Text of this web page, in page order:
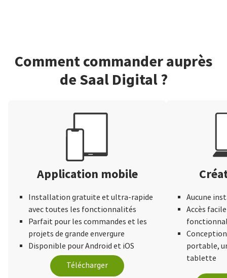
Comment commander auprès
de Saal Digital ?
Application mobile
Installation gratuite et ultra-rapide
avec toutes les fonctionnalités
Parfait pour les commandes et les
projets de grande envergure
Disponible pour Android et iOS
Télécharger
Aucune
Accès
portable,
tablette